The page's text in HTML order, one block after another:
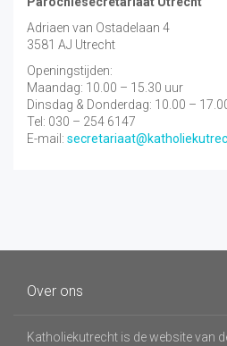
Adriaen van Ostadelaan 4
3581 AJ Utrecht
Openingstijden:
Maandag: 10.00 – 15.30 uur
Dinsdag & Donderdag: 10.00 –
Tel: 030 – 254 6147
E-mail:
Over ons
Katholiekutrecht is de website van